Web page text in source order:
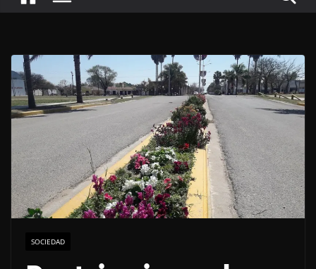
SOCIEDAD